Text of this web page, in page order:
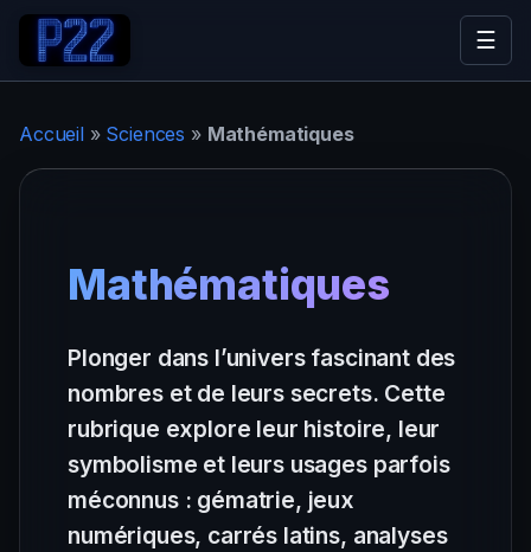
☰
Accueil» Sciences » Mathématiques
Mathématiques
Plonger dans l’univers fascinant des
nombres et de leurs secrets. Cette
rubrique explore leur histoire, leur
symbolisme et leurs usages parfois
méconnus : gématrie, jeux
numériques, carrés latins, analyses